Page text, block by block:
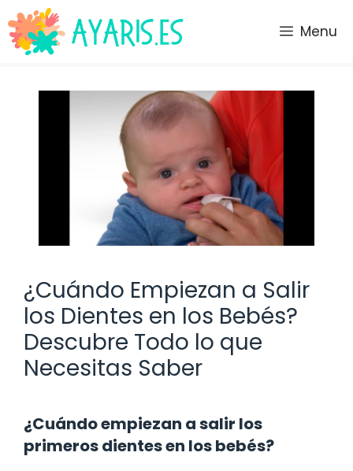
Saltar
al
contenido
Menu
¿Cuándo Empiezan a Salir
los Dientes en los Bebés?
Descubre Todo lo que
Necesitas Saber
¿Cuándo empiezan a salir los
primeros dientes en los bebés?